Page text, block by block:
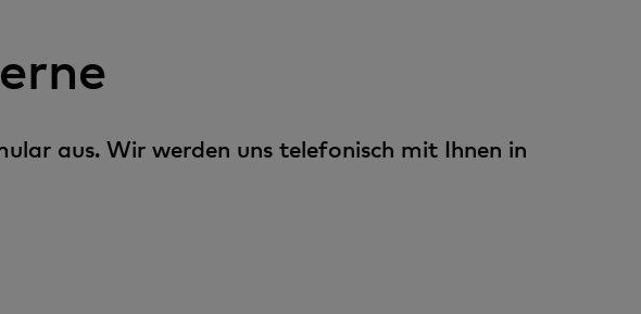
aus. Wir werden uns telefonisch mit Ihnen in